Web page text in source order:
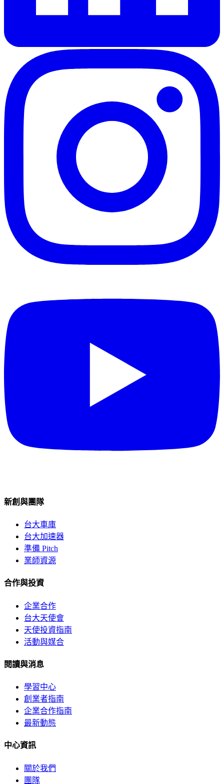
新創與團隊
台大車庫
台大加速器
準備 Pitch
業師資源
合作與投資
企業合作
台大天使會
天使投資指南
活動與媒合
閱讀與消息
學習中心
創業者指南
企業合作指南
最新動態
中心資訊
關於我們
團隊